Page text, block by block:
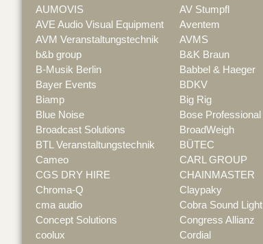
AUMOVIS
AV Stumpfl
AVE Audio Visual Equipment
Aventem
AVM Veranstaltungstechnik
AVMS
b&b group
B&K Braun
B-Musik Berlin
Babbel & Haeger
Bayer Events
BDKV
Biamp
Big Rig
Blue Noise
Bose Professional
Broadcast Solutions
BroadWeigh
BTL Veranstaltungstechnik
BÜTEC
Cameo
CARL GROUP
CGS DRY HIRE
CHAINMASTER
Chroma-Q
Claypaky
cma audio
Cobra Sound Light
Concept Solutions
Congress Allianz
coolux
Cordial